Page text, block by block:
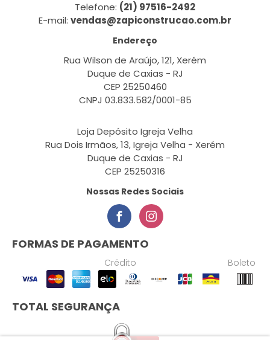
Telefone: (21) 97516-2492
E-mail: vendas@zapiconstrucao.com.br
Endereço
Rua Wilson de Araújo, 121, Xerém
Duque de Caxias - RJ
CEP 25250460
CNPJ 03.833.582/0001-85
Loja Depósito Igreja Velha
Rua Dois Irmãos, 13, Igreja Velha - Xerém
Duque de Caxias - RJ
CEP 25250316
Nossas Redes Sociais
FORMAS DE PAGAMENTO
Crédito Boleto
TOTAL SEGURANÇA